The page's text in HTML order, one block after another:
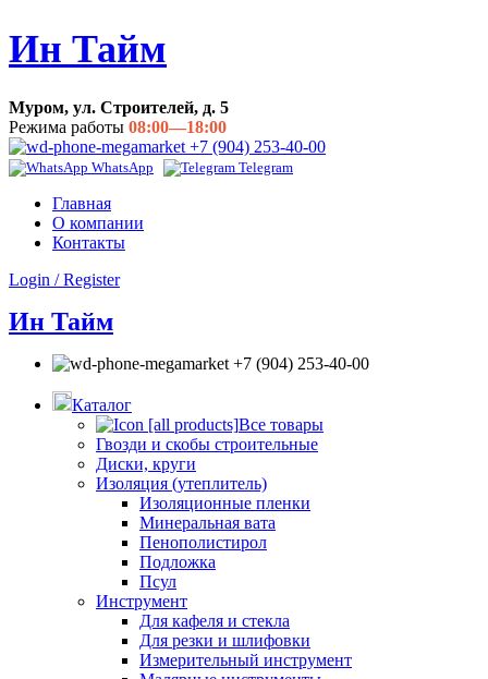
Ин Тайм
Муром, ул. Строителей, д. 5
Режима работы 08:00—18:00
+7 (904) 253-40-00
WhatsApp Telegram
Главная
О компании
Контакты
Login / Register
Ин Тайм
+7 (904) 253-40-00
Каталог
Все товары
Гвозди и скобы строительные
Диски, круги
Изоляция (утеплитель)
Изоляционные пленки
Минеральная вата
Пенополистирол
Подложка
Псул
Инструмент
Для кафеля и стекла
Для резки и шлифовки
Измерительный инструмент